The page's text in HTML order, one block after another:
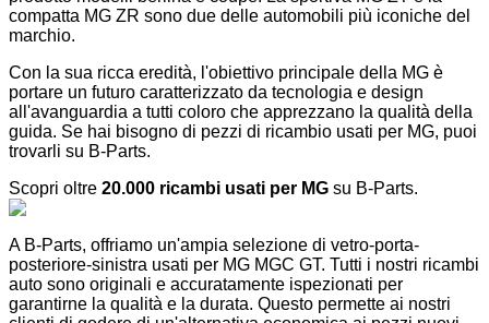
compatta MG ZR sono due delle automobili più iconiche del
marchio.
Con la sua ricca eredità, l'obiettivo principale della MG è
portare un futuro caratterizzato da tecnologia e design
all'avanguardia a tutti coloro che apprezzano la qualità della
guida. Se hai bisogno di pezzi di ricambio usati per MG, puoi
trovarli su B-Parts.
Scopri oltre 20.000 ricambi usati per MG su B-Parts.
A B-Parts, offriamo un'ampia selezione di vetro-porta-
posteriore-sinistra usati per MG MGC GT. Tutti i nostri ricambi
auto sono originali e accuratamente ispezionati per
garantirne la qualità e la durata. Questo permette ai nostri